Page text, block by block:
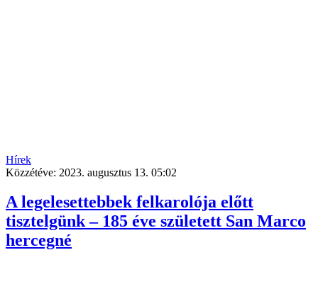
Hírek
Közzétéve: 2023. augusztus 13. 05:02
A legelesettebbek felkarolója előtt
tisztelgünk – 185 éve született San Marco
hercegné